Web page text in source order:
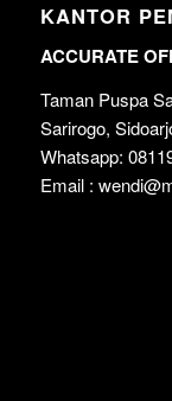
KANTOR
ACCURATE
Taman Puspa
Sarirogo,
Whatsapp:
Email :